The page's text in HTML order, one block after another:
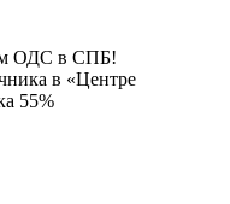
ОДС в СПБ!
в «Центре
55%